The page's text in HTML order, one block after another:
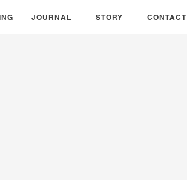
專欄消息 關於我們 聯絡我們
JOURNAL STORY CONTACT
JOURNAL STORY CONTACT